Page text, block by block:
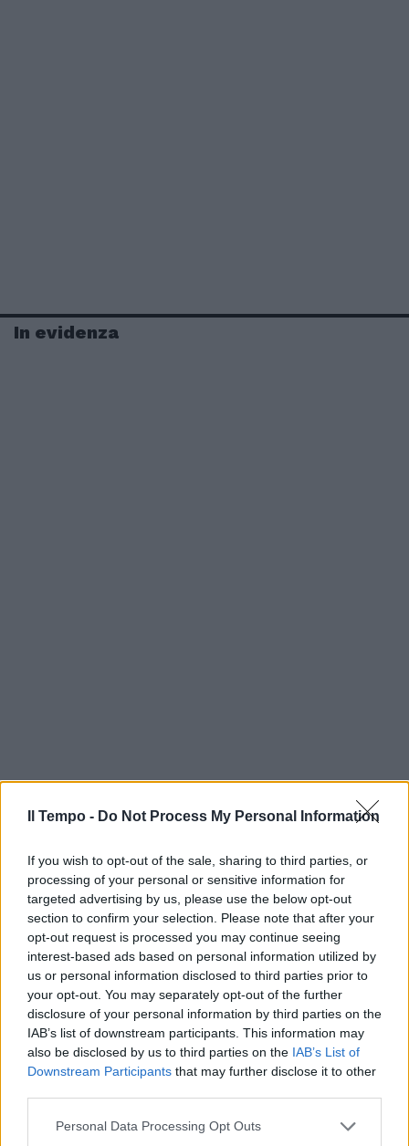
Il Tempo - Do Not Process My Personal Information
If you wish to opt-out of the sale, sharing to third parties, or
processing of your personal or sensitive information for
targeted advertising by us, please use the below opt-out
section to confirm your selection. Please note that after your
opt-out request is processed you may continue seeing
interest-based ads based on personal information utilized by
us or personal information disclosed to third parties prior to
your opt-out. You may separately opt-out of the further
disclosure of your personal information by third parties on the
IAB’s list of downstream participants. This information may
also be disclosed by us to third parties on the IAB’s List of
Downstream Participants that may further disclose it to other
Personal Data Processing Opt Outs
In evidenza